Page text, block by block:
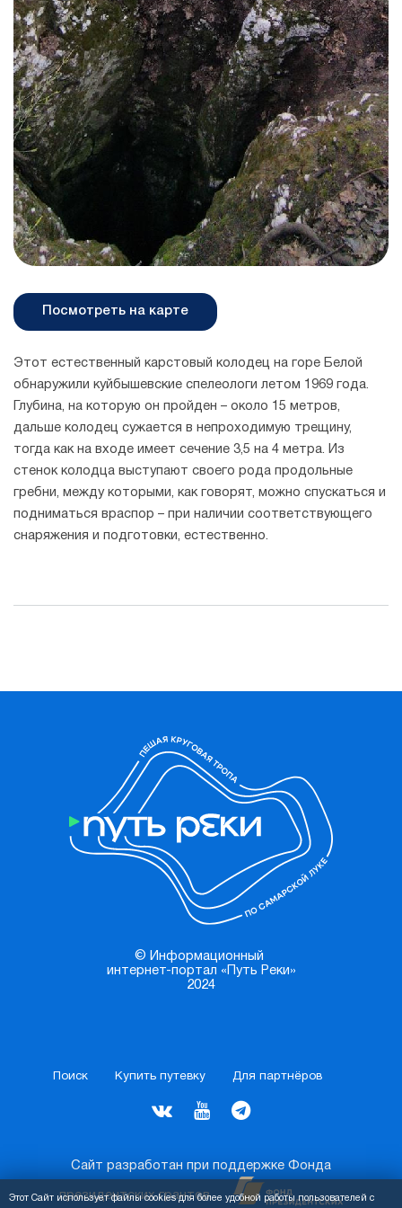
Посмотреть на карте
Этот естественный карстовый колодец на горе Белой
обнаружили куйбышевские спелеологи летом 1969 года.
Глубина, на которую он пройден – около 15 метров,
дальше колодец сужается в непроходимую трещину,
тогда как на входе имеет сечение 3,5 на 4 метра. Из
стенок колодца выступают своего рода продольные
гребни, между которыми, как говорят, можно спускаться и
подниматься враспор – при наличии соответствующего
снаряжения и подготовки, естественно.
© Информационный
интернет-портал «Путь Реки»
2024
Поиск Купить путевку Для партнёров
Сайт разработан при поддержке Фонда
президентских грантов
Этот Сайт использует файлы cookies для более удобной работы пользователей с